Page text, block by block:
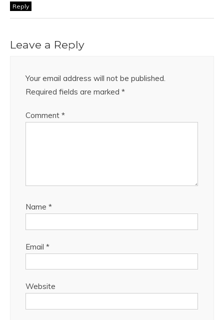
Reply
Leave a Reply
Your email address will not be published.
Required fields are marked *
Comment *
Name *
Email *
Website